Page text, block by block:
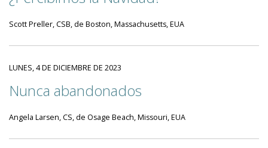
Scott Preller, CSB, de Boston, Massachusetts, EUA
LUNES, 4 DE DICIEMBRE DE 2023
Nunca abandonados
Angela Larsen, CS, de Osage Beach, Missouri, EUA